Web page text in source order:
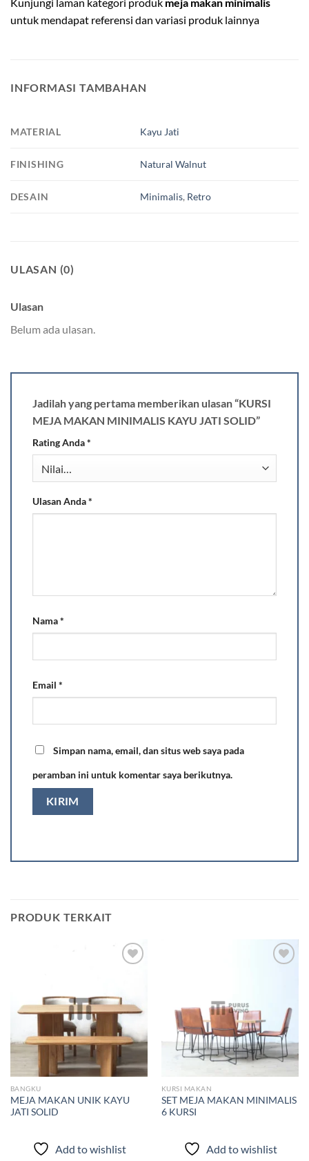
untuk mendapat referensi dan variasi produk lainnya
INFORMASI TAMBAHAN
MATERIAL Kayu Jati
FINISHING Natural Walnut
DESAIN Minimalis, Retro
ULASAN (0)
Ulasan
Belum ada ulasan.
Jadilah yang pertama memberikan ulasan “KURSI
MEJA MAKAN MINIMALIS KAYU JATI SOLID”
Rating Anda*
Ulasan Anda*
Nama*
Email *
Simpan nama, email, dan situs web saya pada
peramban ini untuk komentar saya berikutnya.
PRODUK TERKAIT
Add to
wishlist
BANGKU
MEJA MAKAN UNIK KAYU
JATI SOLID
Add to wishlist
wishlist
KURSI MAKAN
SET MEJA MAKAN MINIMALIS
6 KURSI
Add to wishlist